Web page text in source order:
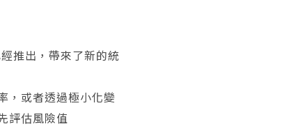
推出，帶來了新的統
，或者透過極小化變
評估風險值